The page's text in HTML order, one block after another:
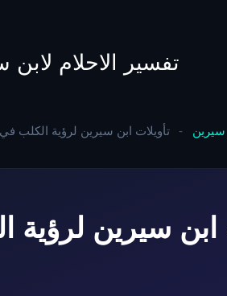
تفسير الاحلام لابن
سيرين - تأويلات ابن سيرين لرؤية الكلب في
ابن سيرين لرؤية